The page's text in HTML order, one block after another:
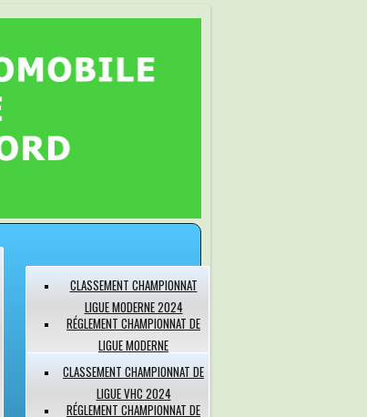
CLASSEMENT CHAMPIONNAT
LIGUE MODERNE 2024
RÉGLEMENT CHAMPIONNAT DE
LIGUE MODERNE
CLASSEMENT CHAMPIONNAT DE
LIGUE VHC 2024
RÉGLEMENT CHAMPIONNAT DE